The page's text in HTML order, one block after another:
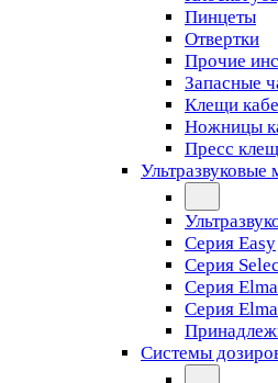
Пинцеты
Отвертки
Прочие
Запасные
Клещи
Ножницы
Пресс
Серия Easy
Серия
Серия
Серия
Системы